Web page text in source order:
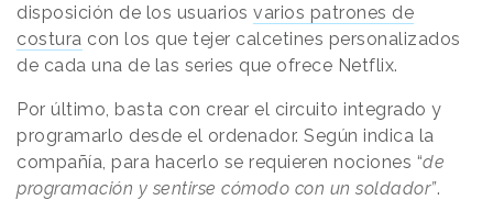
disposición de los usuarios varios patrones de
costura con los que tejer calcetines personalizados
de cada una de las series que ofrece Netflix.
Por último, basta con crear el circuito integrado y
programarlo desde el ordenador. Según indica la
compañía, para hacerlo se requieren nociones “de
programación y sentirse cómodo con un soldador”.